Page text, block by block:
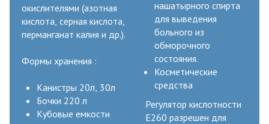
окислителями (азотная
кислота, серная кислота,
перманганат калия и др.).
Формы хранения :
Канистры 20л, 30л
Бочки 220 л
Кубовые емкости
нашатырного спирта
для выведения
больного из
обморочного
состояния.
Косметические
средства
Регулятор кислотности
Е260 разрешен для